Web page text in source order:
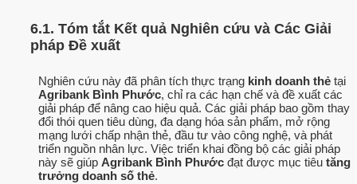
6.1. Tóm tắt Kết quả Nghiên cứu và Các Giải
pháp Đề xuất
Nghiên cứu này đã phân tích thực trạng kinh doanh thẻ tại
Agribank Bình Phước, chỉ ra các hạn chế và đề xuất các
giải pháp để nâng cao hiệu quả. Các giải pháp bao gồm thay
đổi thói quen tiêu dùng, đa dạng hóa sản phẩm, mở rộng
mạng lưới chấp nhận thẻ, đầu tư vào công nghệ, và phát
triển nguồn nhân lực. Việc triển khai đồng bộ các giải pháp
này sẽ giúp Agribank Bình Phước đạt được mục tiêu tăng
trưởng doanh số thẻ.